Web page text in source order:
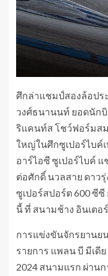
ศึกล่าแชมป์สองล้อปร
วงศ์ธนานนท์ ยอดนัก
ริแคนท์ส โชว์ฟอร์มส
ใหญ่ในศึกซูเปอร์ไบค์
อาร์ไอซี ซูเปอร์ไบค์
ต่อศักดิ์ นวลสาย ดาว
ซูเปอร์สปอร์ต 600 ซี
นี้ ที่ สนามช้าง อินเตอ
การแข่งขันจักรยานย
รายการ แพลน บี มีเดี
2024 สนามแรก ผ่าน